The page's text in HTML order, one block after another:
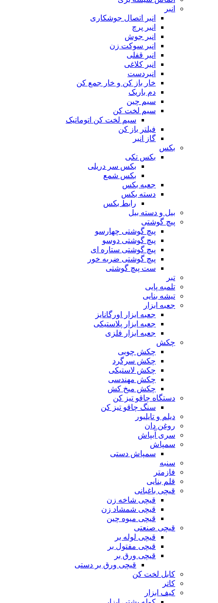
انبر
انبر اتصال جوشکاری
انبر پرچ
انبر جوش
انبر سوکت زن
انبر قفلی
انبر کلاغی
انبردست
خار باز کن و خار جمع کن
دم باریک
سیم چین
سیم لخت کن
سیم لخت کن اتوماتیک
فیلتر باز کن
گاز انبر
بکس
بکس تکی
بکس سر دریلی
بکس شمع
جعبه بکس
دسته بکس
رابط بکس
بیل و دسته بیل
پیچ گوشتی
پیچ گوشتی چهارسو
پیچ گوشتی دوسو
پیچ گوشتی ستاره‌ ای
پیچ گوشتی ضربه خور
ست پیچ گوشتی
تبر
تلمبه پایی
تیشه بنایی
جعبه ابزار
جعبه ابزار اورگانایز
جعبه ابزار پلاستیکی
جعبه ابزار فلزی
چکش
چکش چوبی
چکش سرگرد
چکش لاستیکی
چکش مهندسی
چکش میخ کش
دستگاه چاقو تیز کن
سنگ چاقو تیز کن
دیلم و تایلیور
روغن دان
سری آبپاش
سمپاش
سمپاش دستی
سنبه
فازمتر
قلم بنایی
قیچی باغبانی
قیچی شاخه زن
قیچی شمشاد زن
قیچی میوه چین
قیچی صنعتی
قیچی لوله بر
قیچی مفتول بر
قیچی ورق بر
قیچی ورق بر دستی
کابل لخت کن
کاتر
کیف ابزار